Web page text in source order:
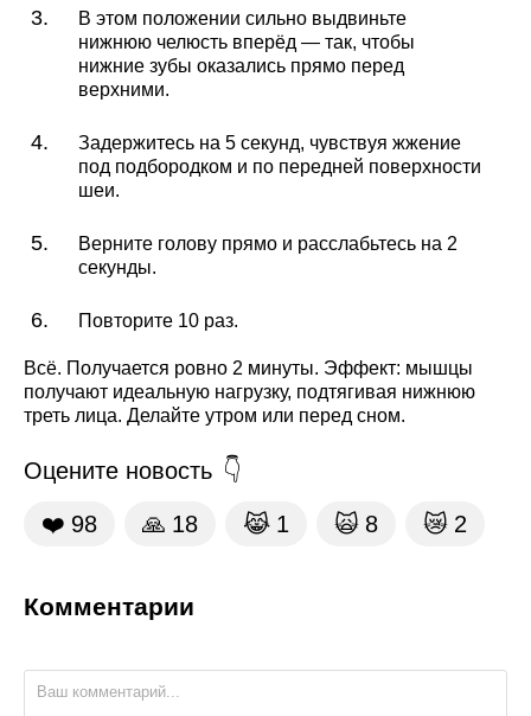
В этом положении сильно выдвиньте
нижнюю челюсть вперёд — так, чтобы
нижние зубы оказались прямо перед
верхними.
Задержитесь на 5 секунд, чувствуя жжение
под подбородком и по передней поверхности
шеи.
Верните голову прямо и расслабьтесь на 2
секунды.
Повторите 10 раз.
Всё. Получается ровно 2 минуты. Эффект: мышцы
получают идеальную нагрузку, подтягивая нижнюю
треть лица. Делайте утром или перед сном.
Оцените новость
❤️ 98 🙏 18 😹 1 🙀 8 😿 2
Комментарии